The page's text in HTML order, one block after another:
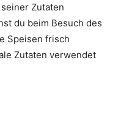
Zutaten
du beim Besuch des
Speisen frisch
Zutaten verwendet